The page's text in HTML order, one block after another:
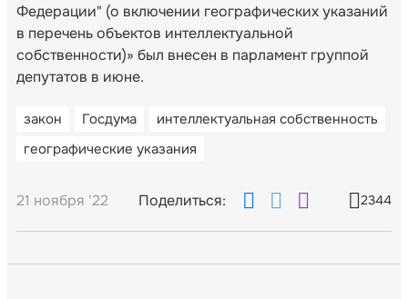
Федерации" (о включении географических указаний
в перечень объектов интеллектуальной
собственности)» был внесен в парламент группой
депутатов в июне.
закон Госдума
интеллектуальная собственность
географические указания
21 ноября '22 Поделиться: 2344